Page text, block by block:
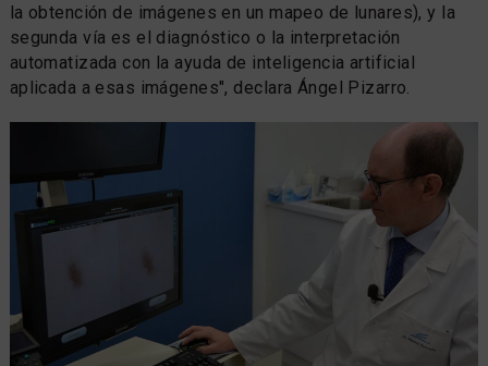
la obtención de imágenes en un mapeo de lunares), y la
segunda vía es el diagnóstico o la interpretación
automatizada con la ayuda de inteligencia artificial
aplicada a esas imágenes", declara Ángel Pizarro.